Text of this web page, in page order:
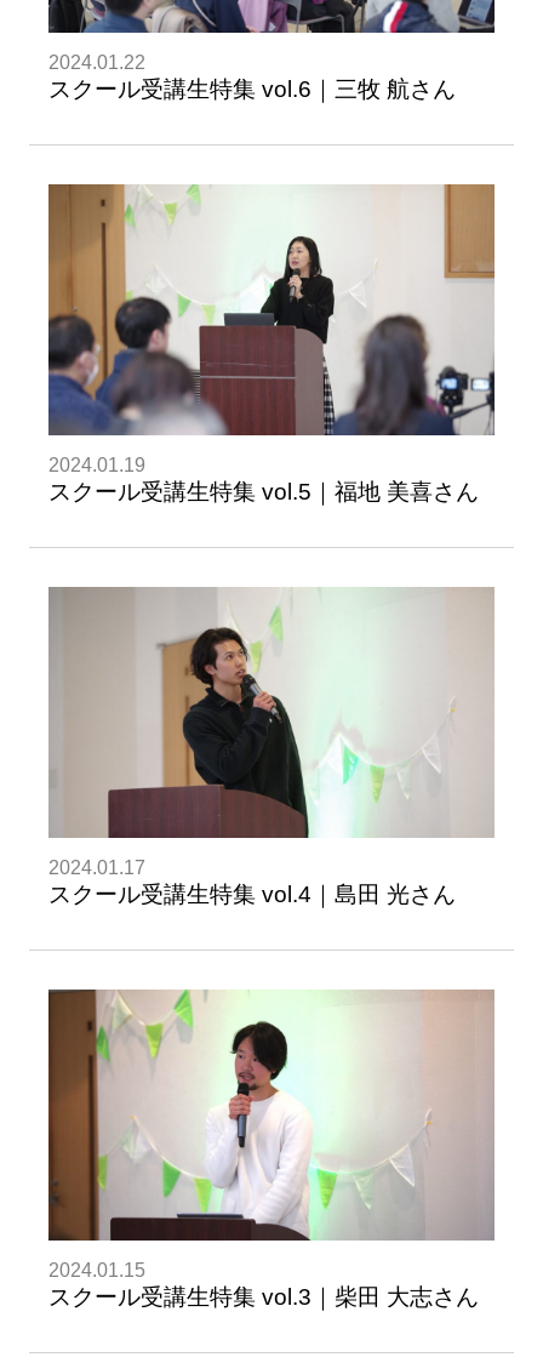
2024.01.22
スクール受講生特集 vol.6｜三牧 航さん
2024.01.19
スクール受講生特集 vol.5｜福地 美喜さん
2024.01.17
スクール受講生特集 vol.4｜島田 光さん
2024.01.15
スクール受講生特集 vol.3｜柴田 大志さん